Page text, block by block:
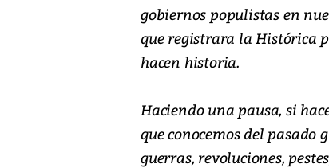
gobiernos populistas en
que registrara la Histórica
hacen historia.
Haciendo una pausa, si
que conocemos del pasado
guerras, revoluciones,